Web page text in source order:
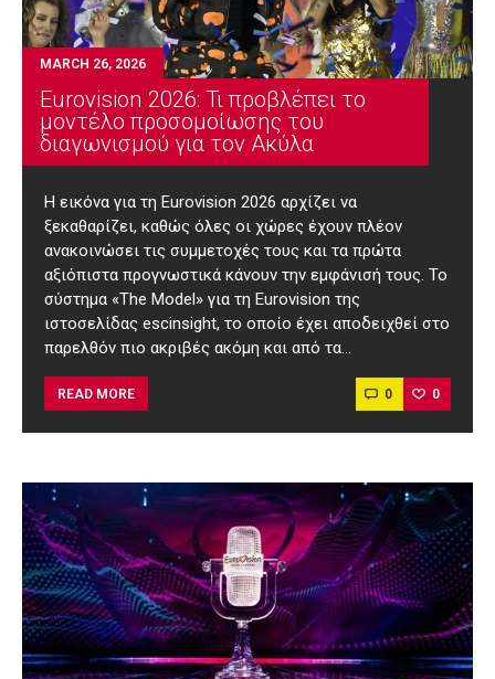
MARCH 26, 2026
Eurovision 2026: Τι προβλέπει το
μοντέλο προσομοίωσης του
διαγωνισμού για τον Ακύλα
H εικόνα για τη Eurovision 2026 αρχίζει να
ξεκαθαρίζει, καθώς όλες οι χώρες έχουν πλέον
ανακοινώσει τις συμμετοχές τους και τα πρώτα
αξιόπιστα προγνωστικά κάνουν την εμφάνισή τους. Το
σύστημα «The Model» για τη Eurovision της
ιστοσελίδας escinsight, το οποίο έχει αποδειχθεί στο
παρελθόν πιο ακριβές ακόμη και από τα…
READ MORE 0 0